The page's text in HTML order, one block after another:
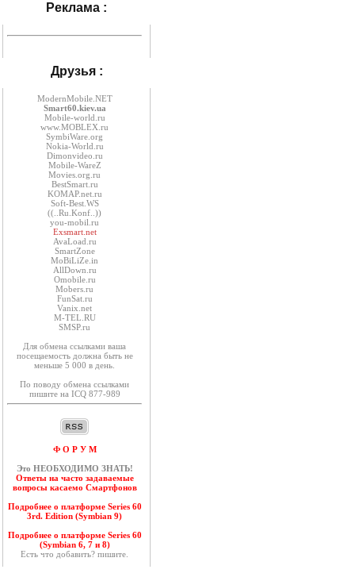
Реклама :
Друзья :
ModernMobile.NET
Smart60.kiev.ua
Mobile-world.ru
www.MOBLEX.ru
SymbiWare.org
Nokia-World.ru
Dimonvideo.ru
Mobile-WareZ
Movies.org.ru
BestSmart.ru
KOMAP.net.ru
Soft-Best.WS
((..Ru.Konf..))
you-mobil.ru
Exsmart.net
AvaLoad.ru
SmartZone
MoBiLiZe.in
AllDown.ru
Оmobile.ru
Mobers.ru
FunSat.ru
Vanix.net
M-TEL.RU
SMSP.ru
Для обмена ссылками ваша
посещаемость должна быть не
меньше 5 000 в день.
По поводу обмена ссылками
пишите на ICQ 877-989
Ф О Р У М
Это НЕОБХОДИМО ЗНАТЬ!
Ответы на часто задаваемые
вопросы касаемо Смартфонов
Подробнее о платформе Series 60
3rd. Edition (Symbian 9)
Подробнее о платформе Series 60
(Symbian 6, 7 и 8)
Есть что добавить? пишите.